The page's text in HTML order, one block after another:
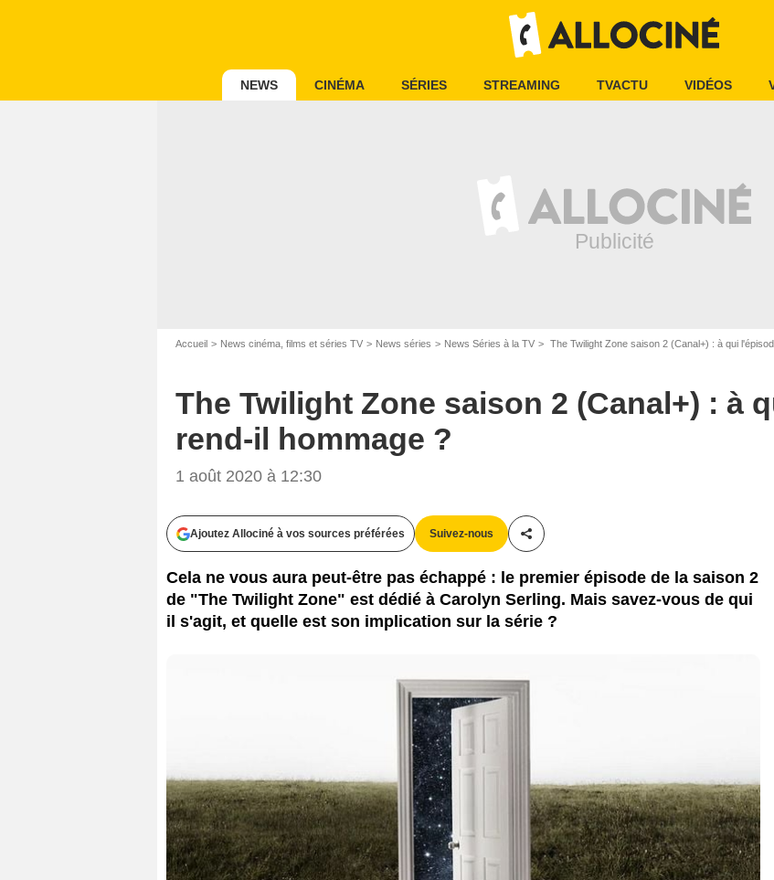
NEWS CINÉMA SÉRIES STREAMING TVACTU VIDÉOS
Accueil News cinéma, films et séries TV News séries News Séries à la TV The Twilight Zone saison 2 (Canal+) : à qui
The Twilight Zone saison 2 (Canal+) : à
rend-il hommage ?
1 août 2020 à 12:30
Ajoutez Allociné à vos sources préférées Suivez-nous
Partager cet article
Cela ne vous aura peut-être pas échappé : le premier épisode de la saison 2
de "The Twilight Zone" est dédié à Carolyn Serling. Mais savez-vous de qui
il s'agit, et quelle est son implication sur la série ?